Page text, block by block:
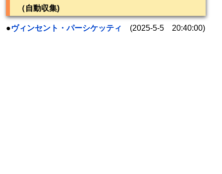
（自動収集)
●ヴィンセント・パーシケッティ (2025-5-5 20:40:00)